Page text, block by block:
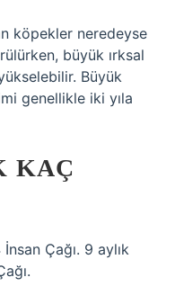
köpekler neredeyse
büyük ırksal
Büyük
genellikle iki yıla
KAÇ
Çağı. 9 aylık